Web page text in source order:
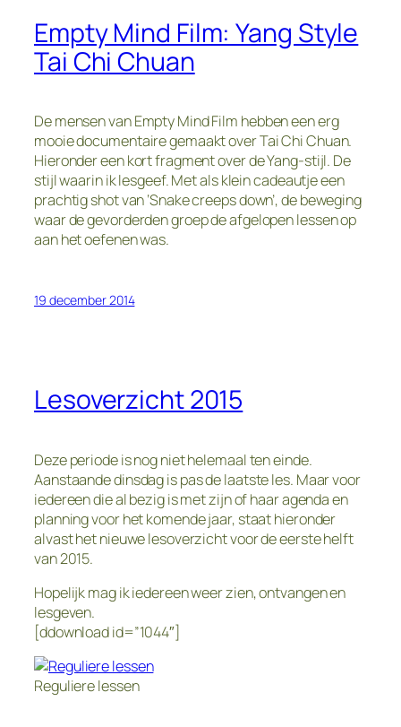
Empty Mind Film: Yang Style
Tai Chi Chuan
De mensen van Empty Mind Film hebben een erg
mooie documentaire gemaakt over Tai Chi Chuan.
Hieronder een kort fragment over de Yang-stijl. De
stijl waarin ik lesgeef. Met als klein cadeautje een
prachtig shot van ‘Snake creeps down’, de beweging
waar de gevorderden groep de afgelopen lessen op
aan het oefenen was.
19 december 2014
Lesoverzicht 2015
Deze periode is nog niet helemaal ten einde.
Aanstaande dinsdag is pas de laatste les. Maar voor
iedereen die al bezig is met zijn of haar agenda en
planning voor het komende jaar, staat hieronder
alvast het nieuwe lesoverzicht voor de eerste helft
van 2015.
Hopelijk mag ik iedereen weer zien, ontvangen en
lesgeven.
[ddownload id=”1044″]
Reguliere lessen